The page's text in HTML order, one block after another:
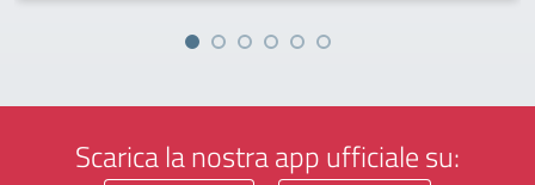
Scarica la nostra app ufficiale su: